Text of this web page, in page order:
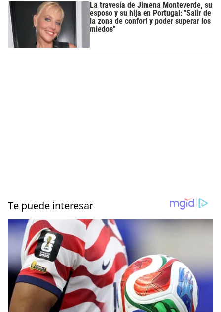
La travesía de Jimena Monteverde, su
esposo y su hija en Portugal: "Salir de
la zona de confort y poder superar los
miedos"